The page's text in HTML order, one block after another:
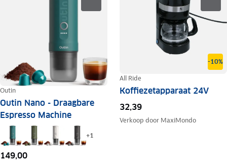
Outin
Outin Nano - Draagbare
Espresso Machine
+1
149,00
-10%
All Ride
Koffiezetapparaat 24V
32,39
Verkoop door MaxiMondo